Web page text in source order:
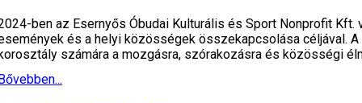
ben az Esernyős Óbudai Kulturális és Sport Nonprofit
és a helyi közösségek összekapcsolása céljával.
számára a mozgásra, szórakozásra és közösségi